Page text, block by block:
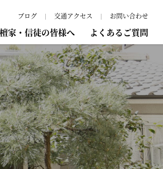
檀家・信徒の皆様へ よくあるご質問
ブログ 交通アクセス お問い合わせ